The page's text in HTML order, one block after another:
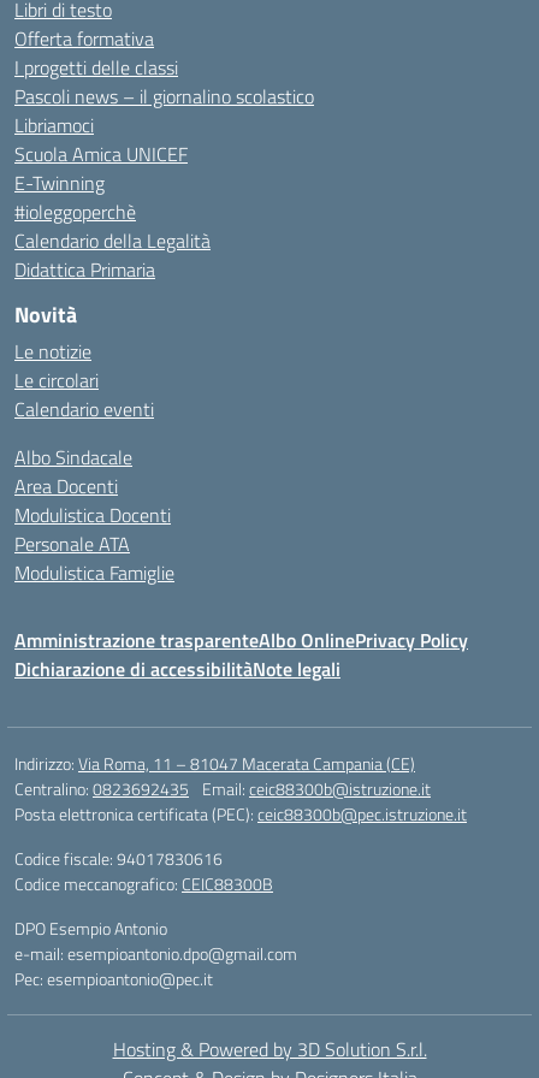
Libri di testo
Offerta formativa
I progetti delle classi
Pascoli news – il giornalino scolastico
Libriamoci
Scuola Amica UNICEF
E-Twinning
#ioleggoperchè
Calendario della Legalità
Didattica Primaria
Novità
Le notizie
Le circolari
Calendario eventi
Albo Sindacale
Area Docenti
Modulistica Docenti
Personale ATA
Modulistica Famiglie
Amministrazione trasparenteAlbo OnlinePrivacy Policy
Dichiarazione di accessibilitàNote legali
Indirizzo:Via Roma, 11 – 81047 Macerata Campania (CE)
Centralino:0823692435 Email:ceic88300b@istruzione.it
Posta elettronica certificata (PEC):ceic88300b@pec.istruzione.it
Codice fiscale: 94017830616
Codice meccanografico: CEIC88300B
DPO Esempio Antonio
e-mail: esempioantonio.dpo@gmail.com
Pec: esempioantonio@pec.it
Hosting & Powered by 3D Solution S.r.l.